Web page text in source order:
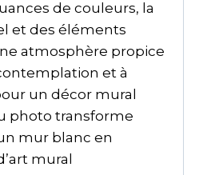
de couleurs, la
et des éléments
atmosphère propice
et à
un décor mural
photo transforme
mur blanc en
mural